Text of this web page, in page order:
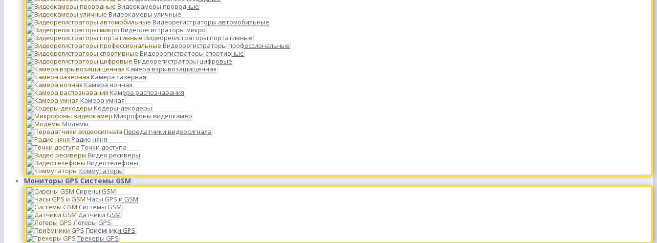
Видеокамеры проводные
Видеокамеры уличные
Видеорегистраторы автомобильные
Видеорегистраторы микро
Видеорегистраторы портативные
Видеорегистраторы профессиональные
Видеорегистраторы спортивные
Видеорегистраторы цифровые
Камера взрывозащищенная
Камера лазерная
Камера ночная
Камера распознавания
Камера умная
Кодеры-декодеры
Микрофоны видеокамер
Модемы
Передатчики видеосигнала
Радио няня
Точки доступа
Видео ресиверы
Видеотелефоны
Коммутаторы
Мониторы GPS Системы GSM
Сирены GSM
Часы GPS и GSM
Системы GSM
Датчики GSM
Логеры GPS
Приёмники GPS
Трекеры GPS